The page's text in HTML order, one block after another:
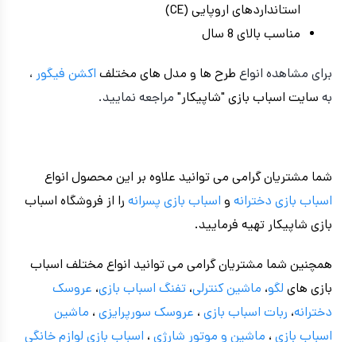
استانداردهای اروپایی (CE)
مناسب بالای 8 سال
برای مشاهده انواع طرح ها و مدل های مختلف اکشن فیگور ،
به سایت اسباب بازی "شاپیکار" مراجعه نمایید.
شما مشتریان گرامی می توانید علاوه بر این محصول انواع
اسباب بازی دخترانه و اسباب بازی پسرانه را از فروشگاه اسباب
بازی شاپیکار تهیه فرمایید.
همچنین شما مشتریان گرامی می توانید انواع مختلف اسباب
بازی های لگو، ماشین کنترلی، تفنگ اسباب بازی، عروسک
دخترانه، ربات اسباب بازی ، عروسک سورپرایزی ، ماشین
اسباب بازی ، ماشین و موتور شارژی ، اسباب بازی لوازم خانگی